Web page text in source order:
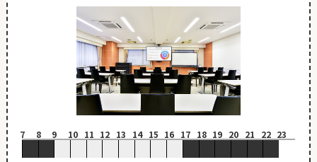
7 8 9 10 11 12 13 14 15 16 17 18 19 20 21 22 23